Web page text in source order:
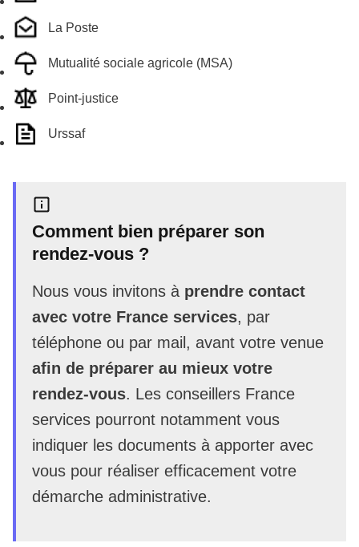
La Poste
Mutualité sociale agricole (MSA)
Point-justice
Urssaf
Comment bien préparer son
rendez-vous ?
Nous vous invitons à prendre contact
avec votre France services, par
téléphone ou par mail, avant votre venue
afin de préparer au mieux votre
rendez-vous. Les conseillers France
services pourront notamment vous
indiquer les documents à apporter avec
vous pour réaliser efficacement votre
démarche administrative.